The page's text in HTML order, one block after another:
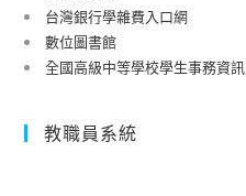
台灣銀行學雜費入口網
數位圖書館
全國高級中等學校學生事務資
教職員系統